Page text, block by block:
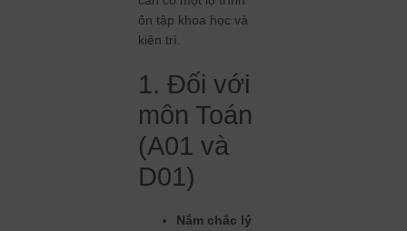
ôn tập khoa học và
kiên trì.
1. Đối với
môn Toán
(A01 và
D01)
Nắm chắc lý